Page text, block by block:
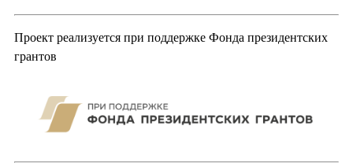
Проект реализуется при поддержке Фонда президентских
грантов